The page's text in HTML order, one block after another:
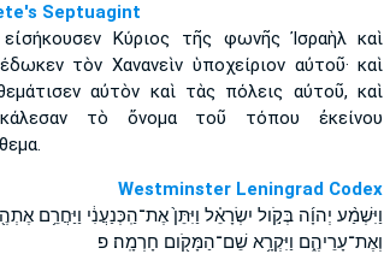
Septuagint
εἰσήκουσεν Κύριος τῆς φωνῆς Ἰσραὴλ καὶ
τὸν Χανανεὶν ὑποχείριον αὐτοῦ· καὶ
αὐτὸν καὶ τὰς πόλεις αὐτοῦ, καὶ
τὸ ὄνομα τοῦ τόπου ἐκείνου
Westminster Leningrad Codex
וַיִּשְׁמַ֨ע יְהוָ֜ה בְּקֹ֣ול יִשְׂרָאֵ֗ל וַיִּתֵּן֙ אֶת־הַֽכְּנַעֲנִ֔י וַיַּחֲרֵ֥ם
וְאֶת־עָרֵיהֶ֑ם וַיִּקְרָ֥א שֵׁם־הַמָּקֹ֖ום חָרְמָֽה׃ פ